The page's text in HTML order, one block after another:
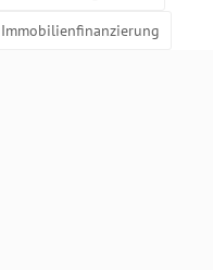
Immobilienfinanzierung